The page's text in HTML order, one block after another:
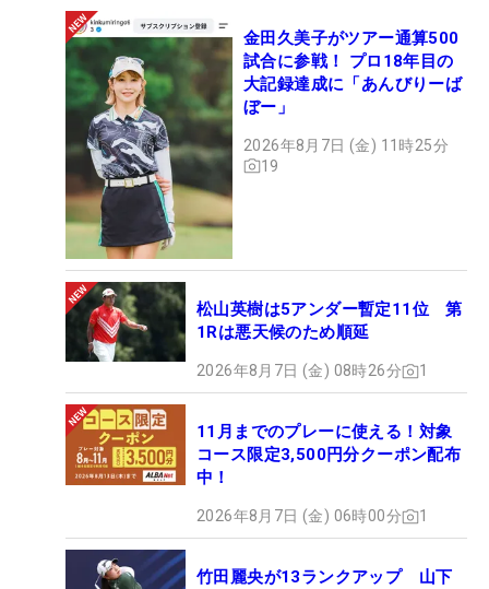
金田久美子がツアー通算500
試合に参戦！ プロ18年目の
大記録達成に「あんびりーば
ぼー」
2026年8月7日 (金) 11時25分
19
松山英樹は5アンダー暫定11位 第
1Rは悪天候のため順延
2026年8月7日 (金) 08時26分 1
11月までのプレーに使える！対象
コース限定3,500円分クーポン配布
中！
2026年8月7日 (金) 06時00分 1
竹田麗央が13ランクアップ 山下